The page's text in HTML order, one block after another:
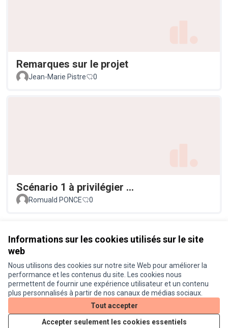
Informations sur les cookies utilisés sur le site
web
Nous utilisons des cookies sur notre site Web pour améliorer la
performance et les contenus du site. Les cookies nous
permettent de fournir une expérience utilisateur et un contenu
plus personnalisés à partir de nos canaux de médias sociaux.
Tout accepter
Accepter seulement les cookies essentiels
Remarques sur le projet
Jean-Marie Pistre 0
Scénario 1 à privilégier ...
Romuald PONCE 0
Conditions d'utilisation
Paramètres des cookies
Je participe ! sur X
(Lien externe)
Je participe ! sur Facebook
Je participe ! sur Instagram